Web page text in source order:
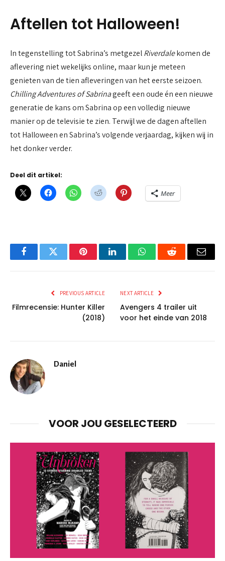
Aftellen tot Halloween!
In tegenstelling tot Sabrina’s metgezelRiverdalekomen de
aflevering niet wekelijks online, maar kun je meteen
genieten van de tien afleveringen van het eerste seizoen.
Chilling Adventures of Sabrinageeft een oude én een nieuwe
generatie de kans om Sabrina op een volledig nieuwe
manier op de televisie te zien. Terwijl we de dagen aftellen
tot Halloween en Sabrina’s volgende verjaardag, kijken wij in
het donker verder.
Deel dit artikel:
Meer
FacebookTwitter PinterestLinkedInWhatsAppReddit Email
PREVIOUS ARTICLE
Filmrecensie: Hunter Killer
(2018)
NEXT ARTICLE
Avengers 4 trailer uit
voor het einde van 2018
Daniel
VOOR JOU GESELECTEERD